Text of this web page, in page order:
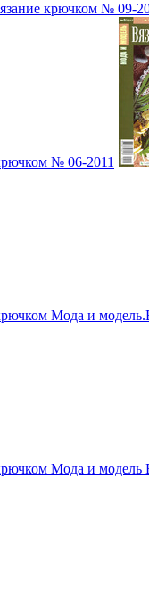
крючком № 09-
№ 06-2011
Мода и
Мода и модель